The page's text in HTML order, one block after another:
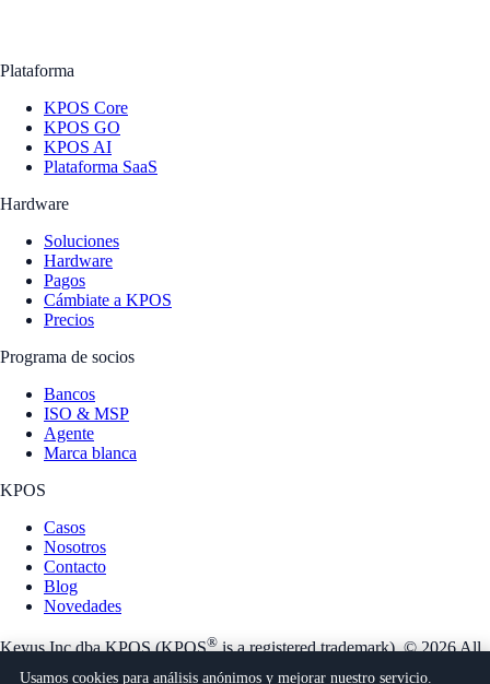
Plataforma
KPOS Core
KPOS GO
KPOS AI
Plataforma SaaS
Hardware
Soluciones
Hardware
Pagos
Cámbiate a KPOS
Precios
Programa de socios
Bancos
ISO & MSP
Agente
Marca blanca
KPOS
Casos
Nosotros
Contacto
Blog
Novedades
Keyus Inc dba KPOS (KPOS®is a registered trademark). © 2026 All
Usamos cookies para análisis anónimos y mejorar nuestro servicio.